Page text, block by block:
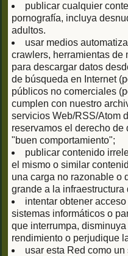
publicar cualquier
pornografía, incluya
adultos.
usar medios
crawlers, herramientas de
para descargar datos
de búsqueda en Internet
públicos no comerciales
cumplen con nuestro
servicios Web/RSS/Atom
reservamos el derecho
"buen comportamiento";
publicar contenido
el mismo o similar
una carga no razonable o
grande a la infraestructura
intentar obtener
sistemas informáticos o
que interrumpa,
rendimiento o perjudique
usar esta Red como